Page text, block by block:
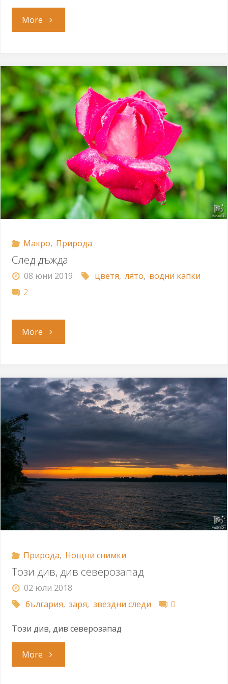
More"Слънчеви
Макро, Природа
След дъжда
08 юни 2019 цветя, лято, водни капки
2
More"След
Природа, Нощни снимки
Този див, див северозапад
02 юли 2018
българия, заря, звездни следи 0
Този див, див северозапад
More"Този